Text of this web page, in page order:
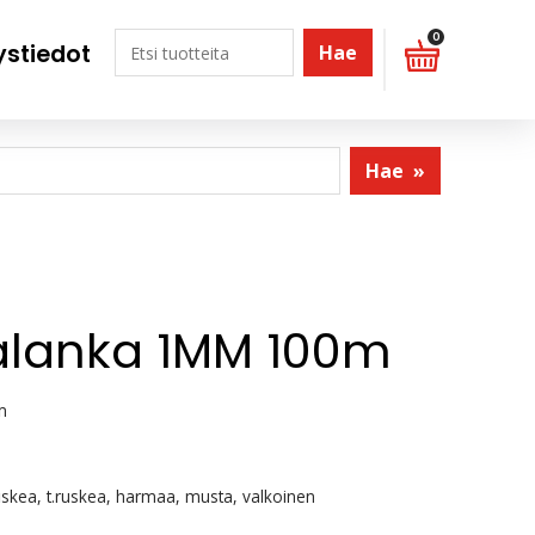
Hae
0
Hae »
1MM 100m
t.ruskea, harmaa, musta, valkoinen